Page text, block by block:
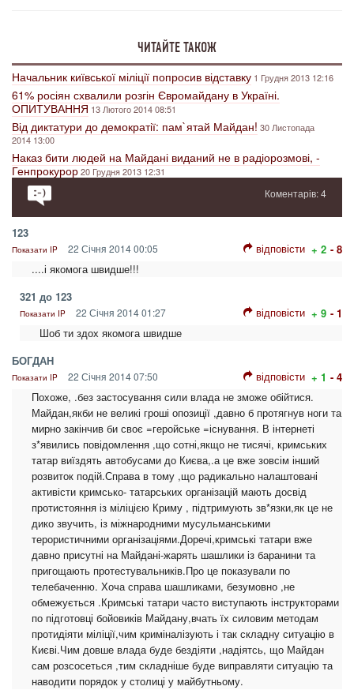
ЧИТАЙТЕ ТАКОЖ
Начальник київської міліції попросив відставку 1 Грудня 2013 12:16
61% росіян схвалили розгін Євромайдану в Україні.
ОПИТУВАННЯ 13 Лютого 2014 08:51
Від диктатури до демократії: пам`ятай Майдан! 30 Листопада
2014 13:00
Наказ бити людей на Майдані виданий не в радіорозмові, -
Генпрокурор20 Грудня 2013 12:31
Коментарів: 4
123
Показати IP 22 Січня 2014 00:05 відповісти + 2 - 8
....і якомога швидше!!!
321 до 123
Показати IP 22 Січня 2014 01:27 відповісти + 9 - 1
Шоб ти здох якомога швидше
БОГДАН
Показати IP 22 Січня 2014 07:50 відповісти + 1 - 4
Похоже, .без застосування сили влада не зможе обійтися.
Майдан,якби не великі гроші опозиції ,давно б протягнув ноги та
мирно закінчив би своє =геройське =існування. В інтернеті
з*явились повідомлення ,що сотні,якщо не тисячі, кримських
татар виїздять автобусами до Києва,.а це вже зовсім інший
розвиток подій.Справа в тому ,що радикально налаштовані
активісти кримсько- татарських організацій мають досвід
протистояння із міліцією Криму , підтримують зв*язки,як це не
дико звучить, із міжнародними мусульманськими
терористичними організаціями.Доречі,кримські татари вже
давно присутні на Майдані-жарять шашлики із баранини та
пригощають протестувальників.Про це показували по
телебаченню. Хоча справа шашликами, безумовно ,не
обмежується .Кримські татари часто виступають інструкторами
по підготовці бойовиків Майдану,вчать їх силовим методам
протидіяти міліції,чим криміналізують і так складну ситуацію в
Києві.Чим довше влада буде бездіяти ,надіятсь, що Майдан
сам розсосеться ,тим складніше буде виправляти ситуацію та
наводити порядок у столиці у майбутньому.